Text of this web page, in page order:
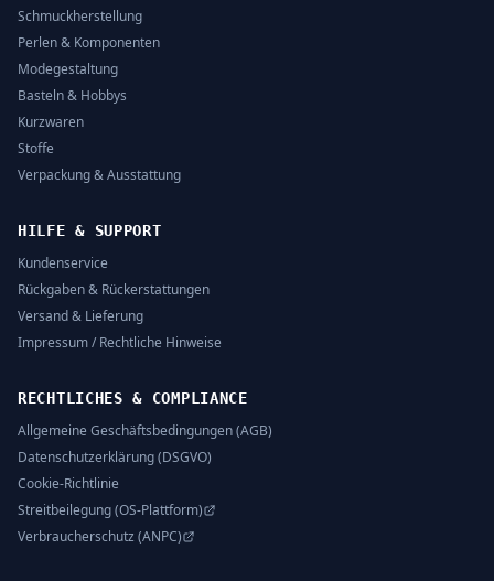
Schmuckherstellung
Perlen & Komponenten
Modegestaltung
Basteln & Hobbys
Kurzwaren
Stoffe
Verpackung & Ausstattung
HILFE & SUPPORT
Kundenservice
Rückgaben & Rückerstattungen
Versand & Lieferung
Impressum / Rechtliche Hinweise
RECHTLICHES & COMPLIANCE
Allgemeine Geschäftsbedingungen (AGB)
Datenschutzerklärung (DSGVO)
Cookie-Richtlinie
Streitbeilegung (OS-Plattform)
Verbraucherschutz (ANPC)